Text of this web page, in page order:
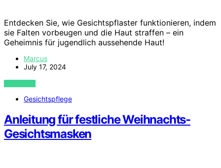
Entdecken Sie, wie Gesichtspflaster funktionieren, indem
sie Falten vorbeugen und die Haut straffen – ein
Geheimnis für jugendlich aussehende Haut!
Marcus
July 17, 2024
VIEW POST
Gesichtspflege
Anleitung für festliche Weihnachts-
Gesichtsmasken